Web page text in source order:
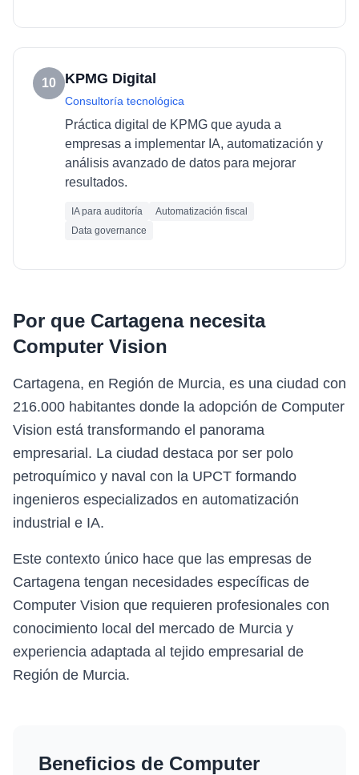
10 KPMG Digital
Consultoría tecnológica
Práctica digital de KPMG que ayuda a
empresas a implementar IA, automatización y
análisis avanzado de datos para mejorar
resultados.
IA para auditoría
Automatización fiscal
Data governance
Por que Cartagenanecesita
Computer Vision
Cartagena, en Región de Murcia, es una ciudad con
216.000 habitantes donde la adopción de Computer
Vision está transformando el panorama
empresarial. La ciudad destaca por ser polo
petroquímico y naval con la UPCT formando
ingenieros especializados en automatización
industrial e IA.
Este contexto único hace que las empresas de
Cartagena tengan necesidades específicas de
Computer Vision que requieren profesionales con
conocimiento local del mercado de Murcia y
experiencia adaptada al tejido empresarial de
Región de Murcia.
Beneficios de Computer